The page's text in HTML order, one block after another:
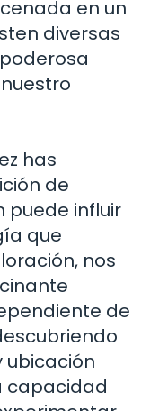
en un
diversas
has
de
puede influir
que
nos
de
ubicación
capacidad